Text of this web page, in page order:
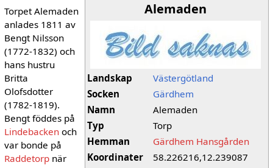
Alemaden
Landskap
Västergötland
Socken
Gärdhem
Namn
Alemaden
Typ
Torp
Hemman
Gärdhem Hansgården
Koordinater
58.226216,12.239087
Torpet Alemaden
anlades 1811 av
Bengt Nilsson
(1772-1832) och
hans hustru
Britta
Olofsdotter
(1782-1819).
Bengt föddes på
Lindebackenoch
var bonde på
Raddetorpnär